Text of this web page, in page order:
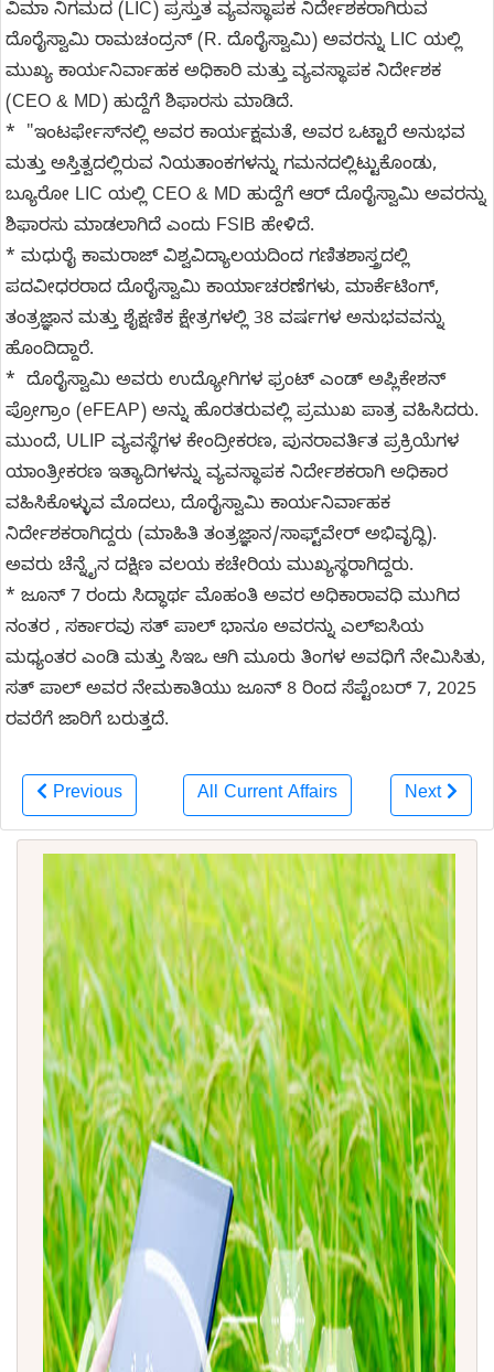
ವಿಮಾ ನಿಗಮದ (LIC) ಪ್ರಸ್ತುತ ವ್ಯವಸ್ಥಾಪಕ ನಿರ್ದೇಶಕರಾಗಿರುವ
ದೊರೈಸ್ವಾಮಿ ರಾಮಚಂದ್ರನ್ (R. ದೊರೈಸ್ವಾಮಿ) ಅವರನ್ನು LIC ಯಲ್ಲಿ
ಮುಖ್ಯ ಕಾರ್ಯನಿರ್ವಾಹಕ ಅಧಿಕಾರಿ ಮತ್ತು ವ್ಯವಸ್ಥಾಪಕ ನಿರ್ದೇಶಕ
(CEO & MD) ಹುದ್ದೆಗೆ ಶಿಫಾರಸು ಮಾಡಿದೆ.
* "ಇಂಟರ್ಫೇಸ್‌ನಲ್ಲಿ ಅವರ ಕಾರ್ಯಕ್ಷಮತೆ, ಅವರ ಒಟ್ಟಾರೆ ಅನುಭವ
ಮತ್ತು ಅಸ್ತಿತ್ವದಲ್ಲಿರುವ ನಿಯತಾಂಕಗಳನ್ನು ಗಮನದಲ್ಲಿಟ್ಟುಕೊಂಡು,
ಬ್ಯೂರೋ LIC ಯಲ್ಲಿ CEO & MD ಹುದ್ದೆಗೆ ಆರ್ ದೊರೈಸ್ವಾಮಿ ಅವರನ್ನು
ಶಿಫಾರಸು ಮಾಡಲಾಗಿದೆ ಎಂದು FSIB ಹೇಳಿದೆ.
* ಮಧುರೈ ಕಾಮರಾಜ್ ವಿಶ್ವವಿದ್ಯಾಲಯದಿಂದ ಗಣಿತಶಾಸ್ತ್ರದಲ್ಲಿ
ಪದವೀಧರರಾದ ದೊರೈಸ್ವಾಮಿ ಕಾರ್ಯಾಚರಣೆಗಳು, ಮಾರ್ಕೆಟಿಂಗ್,
ತಂತ್ರಜ್ಞಾನ ಮತ್ತು ಶೈಕ್ಷಣಿಕ ಕ್ಷೇತ್ರಗಳಲ್ಲಿ 38 ವರ್ಷಗಳ ಅನುಭವವನ್ನು
ಹೊಂದಿದ್ದಾರೆ.
* ದೊರೈಸ್ವಾಮಿ ಅವರು ಉದ್ಯೋಗಿಗಳ ಫ್ರಂಟ್ ಎಂಡ್ ಅಪ್ಲಿಕೇಶನ್
ಪ್ರೋಗ್ರಾಂ (eFEAP) ಅನ್ನು ಹೊರತರುವಲ್ಲಿ ಪ್ರಮುಖ ಪಾತ್ರ ವಹಿಸಿದರು.
ಮುಂದೆ, ULIP ವ್ಯವಸ್ಥೆಗಳ ಕೇಂದ್ರೀಕರಣ, ಪುನರಾವರ್ತಿತ ಪ್ರಕ್ರಿಯೆಗಳ
ಯಾಂತ್ರೀಕರಣ ಇತ್ಯಾದಿಗಳನ್ನು ವ್ಯವಸ್ಥಾಪಕ ನಿರ್ದೇಶಕರಾಗಿ ಅಧಿಕಾರ
ವಹಿಸಿಕೊಳ್ಳುವ ಮೊದಲು, ದೊರೈಸ್ವಾಮಿ ಕಾರ್ಯನಿರ್ವಾಹಕ
ನಿರ್ದೇಶಕರಾಗಿದ್ದರು (ಮಾಹಿತಿ ತಂತ್ರಜ್ಞಾನ/ಸಾಫ್ಟ್‌ವೇರ್ ಅಭಿವೃದ್ಧಿ).
ಅವರು ಚೆನ್ನೈನ ದಕ್ಷಿಣ ವಲಯ ಕಚೇರಿಯ ಮುಖ್ಯಸ್ಥರಾಗಿದ್ದರು.
* ಜೂನ್ 7 ರಂದು ಸಿದ್ಧಾರ್ಥ ಮೊಹಂತಿ ಅವರ ಅಧಿಕಾರಾವಧಿ ಮುಗಿದ
ನಂತರ , ಸರ್ಕಾರವು ಸತ್ ಪಾಲ್ ಭಾನೂ ಅವರನ್ನು ಎಲ್ಐಸಿಯ
ಮಧ್ಯಂತರ ಎಂಡಿ ಮತ್ತು ಸಿಇಒ ಆಗಿ ಮೂರು ತಿಂಗಳ ಅವಧಿಗೆ ನೇಮಿಸಿತು,
ಸತ್ ಪಾಲ್ ಅವರ ನೇಮಕಾತಿಯು ಜೂನ್ 8 ರಿಂದ ಸೆಪ್ಟೆಂಬರ್ 7, 2025
ರವರೆಗೆ ಜಾರಿಗೆ ಬರುತ್ತದೆ.
Previous All Current Affairs Next